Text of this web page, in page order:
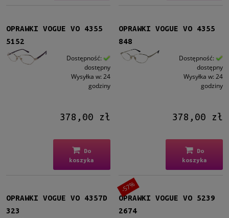
OPRAWKI VOGUE VO 4355
5152
Dostępność:
dostępny
Wysyłka w: 24
godziny
378,00 zł
Do
koszyka
OPRAWKI VOGUE VO 4355
848
Dostępność:
dostępny
Wysyłka w: 24
godziny
378,00 zł
Do
koszyka
OPRAWKI VOGUE VO 4357D
323
OPRAWKI VOGUE VO 5239
2674
-57%